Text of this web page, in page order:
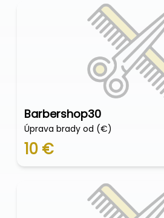
Barbershop30
Úprava brady od (€)
10 €